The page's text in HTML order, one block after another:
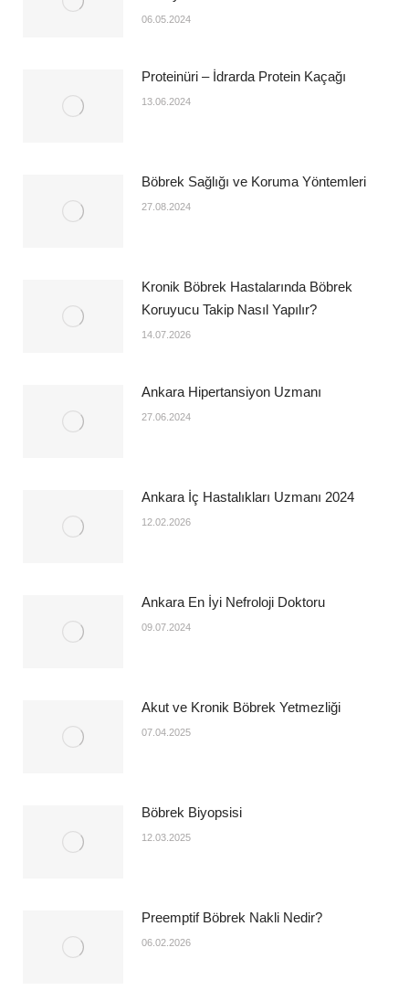
06.05.2024
Proteinüri – İdrarda Protein Kaçağı
13.06.2024
Böbrek Sağlığı ve Koruma Yöntemleri
27.08.2024
Kronik Böbrek Hastalarında Böbrek
Koruyucu Takip Nasıl Yapılır?
14.07.2026
Ankara Hipertansiyon Uzmanı
27.06.2024
Ankara İç Hastalıkları Uzmanı 2024
12.02.2026
Ankara En İyi Nefroloji Doktoru
09.07.2024
Akut ve Kronik Böbrek Yetmezliği
07.04.2025
Böbrek Biyopsisi
12.03.2025
Preemptif Böbrek Nakli Nedir?
06.02.2026